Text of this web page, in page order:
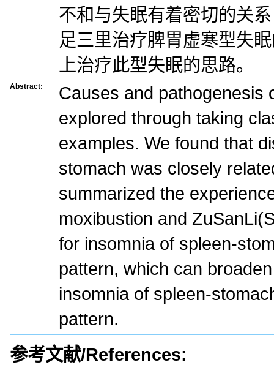
不和与失眠有着密切的关
足三里治疗脾胃虚寒型失
上治疗此型失眠的思路。
Abstract:
Causes and pathogenesis
explored through taking
examples. We found that
stomach was closely
summarized the
moxibustion and
for insomnia of spleen-
pattern, which can
insomnia of spleen-
pattern.
参考文献/References: